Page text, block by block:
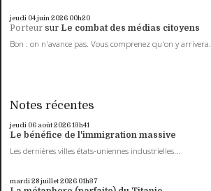
jeudi 04juin 2026 00h20
Porteur sur Le combat des médias citoyens
Bon : on n'avance pas. Vous comprenez qu'on y arrivera...
Notes récentes
jeudi 06 août 202613h41
Le bénéfice de l'immigration massive
Les dernières villes états-uniennes industrielles...
mardi 28juillet 2026 01h37